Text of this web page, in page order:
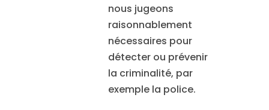
nous jugeons
raisonnablement
nécessaires pour
détecter ou prévenir
la criminalité, par
exemple la police.